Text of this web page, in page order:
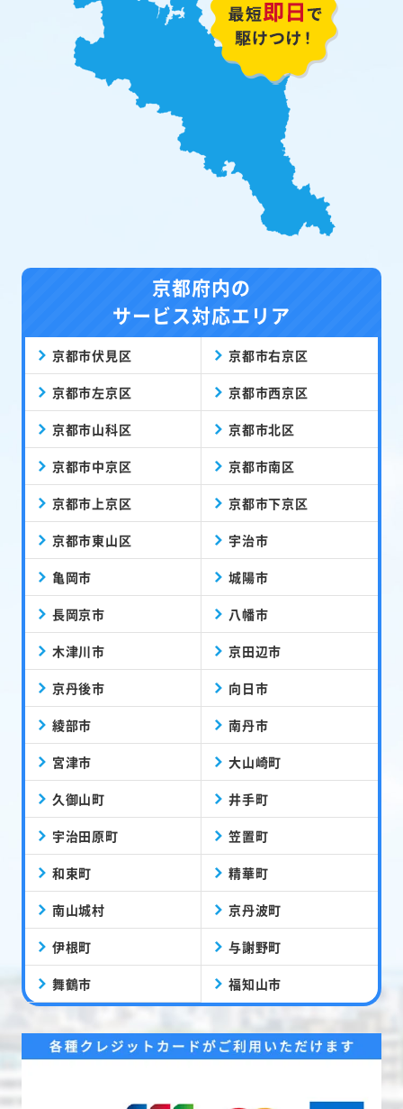
京都府内の
サービス対応エリア
京都市伏見区 京都市右京区
京都市左京区 京都市西京区
京都市山科区 京都市北区
京都市中京区 京都市南区
京都市上京区 京都市下京区
京都市東山区 宇治市
亀岡市 城陽市
長岡京市 八幡市
木津川市 京田辺市
京丹後市 向日市
綾部市 南丹市
宮津市 大山崎町
久御山町 井手町
宇治田原町 笠置町
和束町 精華町
南山城村 京丹波町
伊根町 与謝野町
舞鶴市 福知山市